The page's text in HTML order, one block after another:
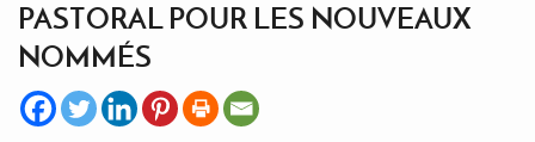
PASTORAL POUR LES NOUVEAUX
NOMMÉS